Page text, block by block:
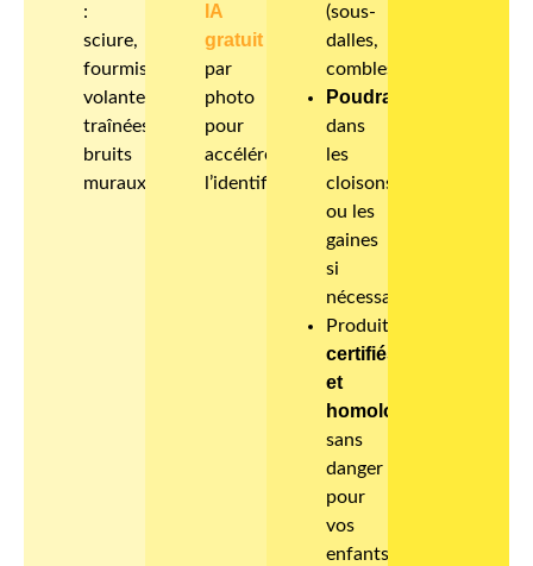
:
sciure,
fourmis
volantes,
traînées,
bruits
muraux…
IA
gratuit
par
photo
pour
accélérer
l’identification.
(sous-
dalles,
combles)
Poudrage
dans
les
cloisons
ou les
gaines
si
nécessaire
Produits
certifiés
et
homologués
sans
danger
pour
vos
enfants